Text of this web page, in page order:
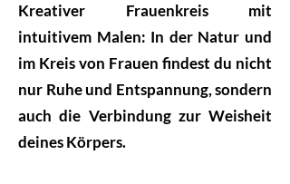
Kreativer Frauenkreis mit
intuitivem Malen: In der Natur und
im Kreis von Frauen findest du nicht
nur Ruhe und Entspannung, sondern
auch die Verbindung zur Weisheit
deines Körpers.